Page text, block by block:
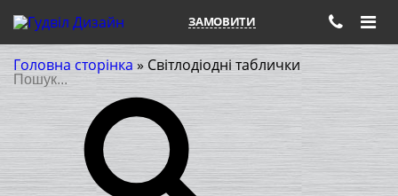
ЗАМОВИТИ
Головна сторінка » Світлодіодні таблички